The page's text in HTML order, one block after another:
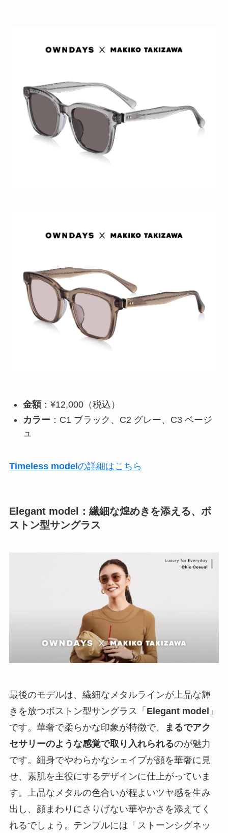
金額：¥12,000（税込）
カラー ：C1 ブラック、C2 グレー、C3 ベージ
ュ
Timeless model の詳細はこちら
Elegant model
：繊細な煌めきを添える、ボ
ストン型サングラス
最後のモデルは、繊細なメタルラインが上品な輝
きを放つボストン型サングラス「 Elegant model 」
です。華奢で柔らかな印象が特徴で、
まるでアク
セサリーのような感覚で取り入れられるのが魅力
です。細身でやわらかなシェイプが顔を華奢に見
せ、素肌を主役にするデザインに仕上がっていま
す。上品なメタルの色合いが程よいツヤ感を生み
出し、顔まわりにさりげない華やかさを添えてく
れるでしょう。テンプルには「ストーンシグネッ